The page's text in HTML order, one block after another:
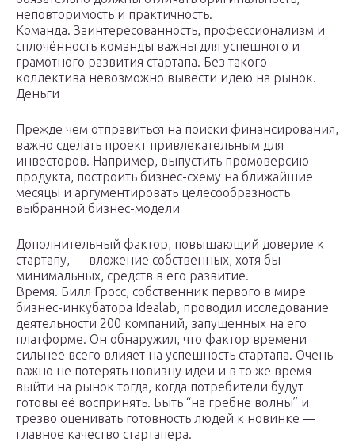
неповторимость и практичность.
Команда. Заинтересованность, профессионализм и
сплочённость команды важны для успешного и
грамотного развития стартапа. Без такого
коллектива невозможно вывести идею на рынок.
Деньги
Прежде чем отправиться на поиски финансирования,
важно сделать проект привлекательным для
инвесторов. Например, выпустить промоверсию
продукта, построить бизнес-схему на ближайшие
месяцы и аргументировать целесообразность
выбранной бизнес-модели
Дополнительный фактор, повышающий доверие к
стартапу, — вложение собственных, хотя бы
минимальных, средств в его развитие.
Время. Билл Гросс, собственник первого в мире
бизнес-инкубатора Idealab, проводил исследование
деятельности 200 компаний, запущенных на его
платформе. Он обнаружил, что фактор времени
сильнее всего влияет на успешность стартапа. Очень
важно не потерять новизну идеи и в то же время
выйти на рынок тогда, когда потребители будут
готовы её воспринять. Быть “на гребне волны” и
трезво оценивать готовность людей к новинке —
главное качество стартапера.